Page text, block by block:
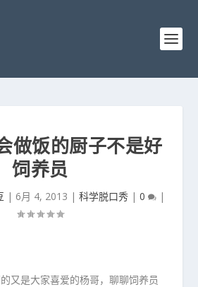
做饭的厨子不是好
饲养员
| 6月 4, 2013 | 科学脱口秀| 0 |
又是大家喜爱的杨哥，聊聊饲养员